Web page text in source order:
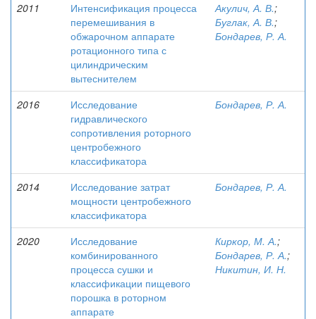
2011
Интенсификация процесса
перемешивания в
обжарочном аппарате
ротационного типа с
цилиндрическим
вытеснителем
Акулич, А. В.;
Буглак, А. В.;
Бондарев, Р. А.
2016
Исследование
гидравлического
сопротивления роторного
центробежного
классификатора
Бондарев, Р. А.
2014
Исследование затрат
мощности центробежного
классификатора
Бондарев, Р. А.
2020
Исследование
комбинированного
процесса сушки и
классификации пищевого
порошка в роторном
аппарате
Киркор, М. А.;
Бондарев, Р. А.;
Никитин, И. Н.